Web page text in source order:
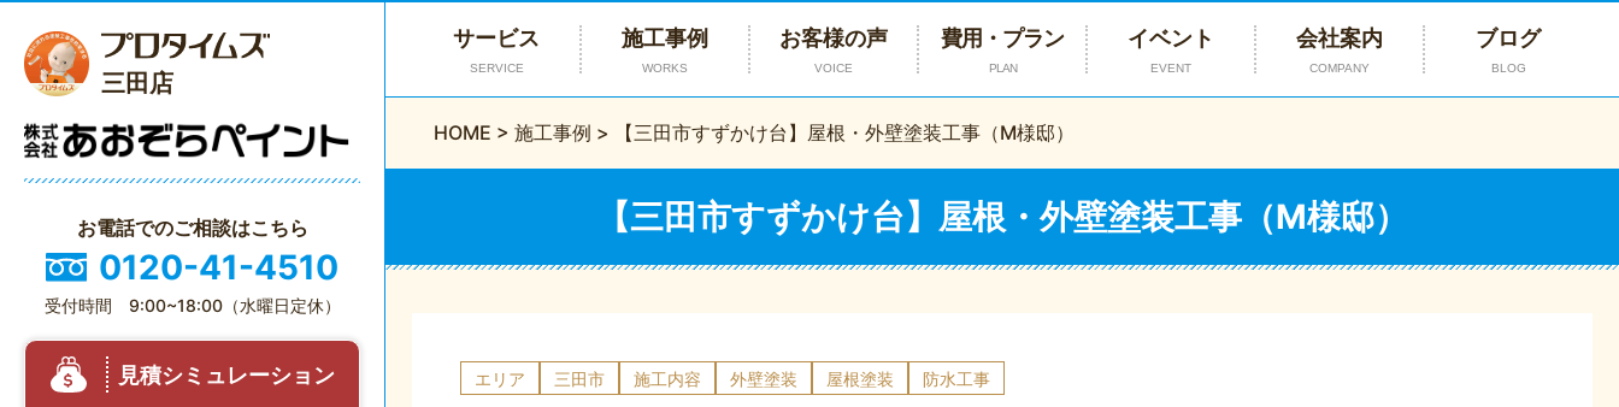
三田店
お電話でのご相談はこちら
0120-41-4510
受付時間 9:00~18:00（水曜日定休）
見積シミュレーション
サービス
SERVICE
施工事例
WORKS
お客様の声
VOICE
費用・プラン
PLAN
イベント
EVENT
会社案内
COMPANY
ブログ
BLOG
HOME > 施工事例 > 【三田市すずかけ台】屋根・外壁塗装工事（M様邸）
【三田市すずかけ台】屋根・外壁塗装工事（M様邸）
エリア 三田市 施工内容 外壁塗装 屋根塗装 防水工事